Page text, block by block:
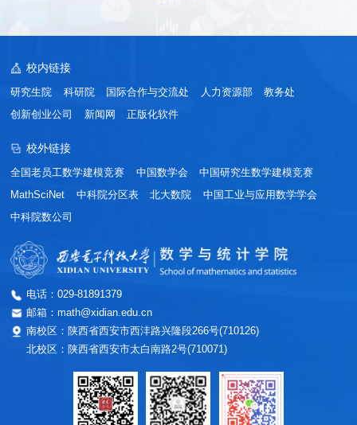
电话：029-81891379
邮箱：math@xidian.edu.cn
南校区：陕西省西安市西沣路兴隆段266号(710126)
北校区：陕西省西安市太白南路2号(710071)
校内链接
研究生院 科研院 国际合作与交流处 人力资源部
教务处
创新创业公司
新闻网 正版化软件
校外链接
全国老员工数学建模竞赛 中国数学会
中国研究生数学建模竞赛
MathSciNet
中科院分区表 北大数院
中国工业与应用数学学会
中科院数公司